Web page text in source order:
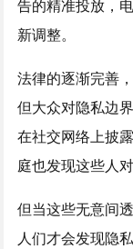
告的精准投放，
新调整。
法律的逐渐完善
但大众对隐私边
在社交网络上披
庭也发现这些人
但当这些无意间
人们才会发现隐